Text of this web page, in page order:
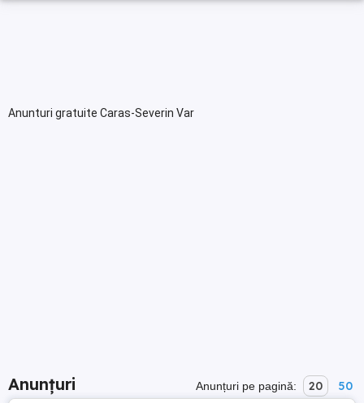
Anunturi gratuite Caras-Severin Var
Anunțuri Anunțuri pe pagină: 20 50